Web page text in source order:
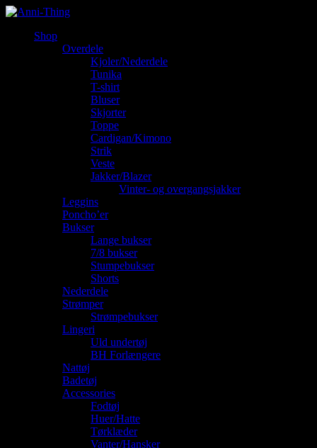
Shop
Overdele
Kjoler/Nederdele
Tunika
T-shirt
Bluser
Skjorter
Toppe
Cardigan/Kimono
Strik
Veste
Jakker/Blazer
Vinter- og overgangsjakker
Leggins
Poncho’er
Bukser
Lange bukser
7/8 bukser
Stumpebukser
Shorts
Nederdele
Strømper
Strømpebukser
Lingeri
Uld undertøj
BH Forlængere
Nattøj
Badetøj
Accessories
Fodtøj
Huer/Hatte
Tørklæder
Vanter/Hansker